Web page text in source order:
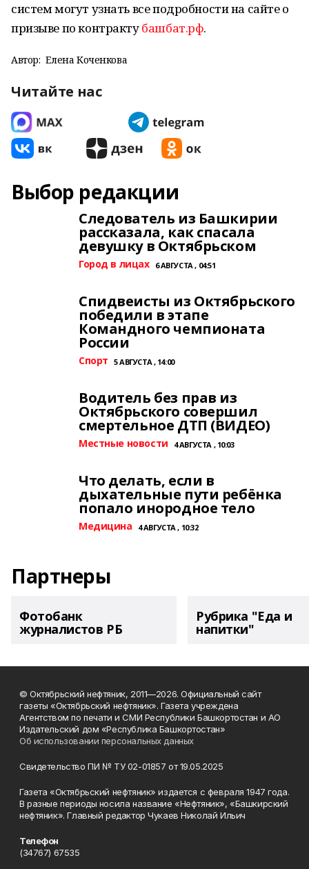
систем могут узнать все подробности на сайте о
призыве по контрактубашбат.рф.
Автор: Елена Коченкова
Читайте нас
Выбор редакции
Следователь из Башкирии
рассказала, как спасала
девушку в Октябрьском
Город в лицах 6 АВГУСТА , 04:51
Спидвеисты из Октябрьского
победили в этапе
Командного чемпионата
России
Спорт 5 АВГУСТА , 14:00
Водитель без прав из
Октябрьского совершил
смертельное ДТП (ВИДЕО)
Местные новости 4 АВГУСТА , 10:03
Что делать, если в
дыхательные пути ребёнка
попало инородное тело
Медицина 4 АВГУСТА , 10:32
Партнеры
Фотобанк
журналистов РБ
Рубрика "Еда и
напитки"
© Октябрьский нефтяник, 2011—2026. Официальный сайт
газеты «Октябрьский нефтяник». Газета учреждена
Агентством по печати и СМИ Республики Башкортостан и АО
Издательский дом «Республика Башкортостан»
Об использовании персональных данных
Свидетельство ПИ № ТУ 02-01857 от 19.05.2025
Газета «Октябрьский нефтяник» издается с февраля 1947 года.
В разные периоды носила название «Нефтяник», «Башкирский
нефтяник». Главный редактор Чукаев Николай Ильич
Телефон
(34767) 67535